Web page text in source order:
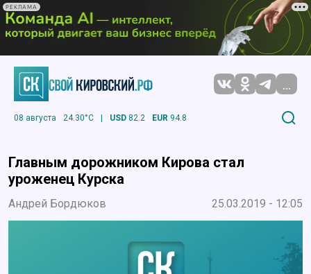
РЕКЛАМА
...
08 августа 24.30°C | USD 82.2 EUR 94.8
Главным дорожником Кирова стал
уроженец Курска
Андрей Бордюков 25.03.2019 - 12:05